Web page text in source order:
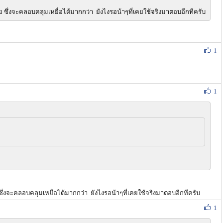
ซึ่งจะคลอบคลุมเหยื่อได้มากกว่า ยังไงรอน้าๆที่เคยใช้จริงมาตอบอีกทีครับ
1
1
งจะคลอบคลุมเหยื่อได้มากกว่า ยังไงรอน้าๆที่เคยใช้จริงมาตอบอีกทีครับ
1